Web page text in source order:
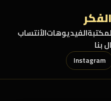
الفيديوهاتالأنتساب
بنا
Instagram